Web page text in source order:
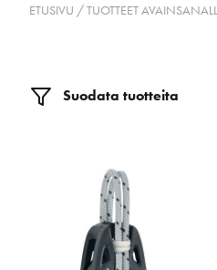
ETUSIVU / TUOTTEET
Suodata tuotteita